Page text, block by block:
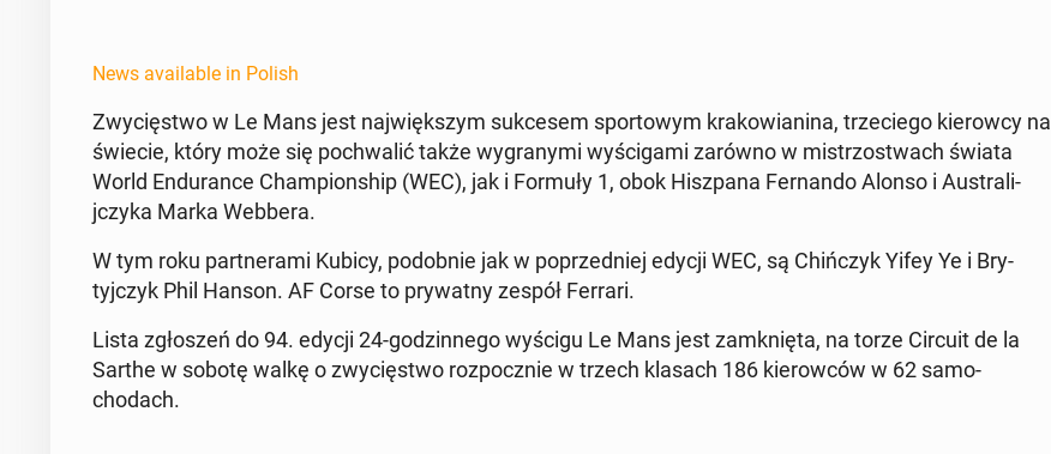
News available in Polish
Zwycięst­wo w Le Mans jest na­jwięk­szym sukce­sem sportowym krakowian­i­na, trze­ciego kierow­cy na
świecie, który może się pochwal­ić także wygrany­mi wyś­ciga­mi zarówno w mis­tr­zost­wach świata
World En­durance Cham­pi­onship (WEC), jak i Formuły 1, obok Hisz­pana Fer­nan­do Alonso i Aus­tral­i­
jczy­ka Marka Webbera.
W tym roku part­nera­mi Kubicy, podob­nie jak w poprzed­niej edycji WEC, są Chińczyk Yifey Ye i Bry­
tyjczyk Phil Hanson. AF Corse to pry­wat­ny zespół Ferrari.
Lista zgłoszeń do 94. edycji 24-godzin­nego wyścigu Le Mans jest zamknię­ta, na torze Circuit de la
Sarthe w sobotę walkę o zwycięst­wo rozpocznie w trzech klasach 186 kierow­ców w 62 samo­
chodach.